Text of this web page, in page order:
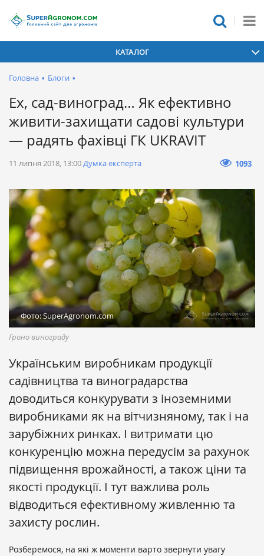
КАТАЛОГ
Головна • Блоги •
Ех, сад-виноград… Як ефективно
живити-захищати садові культури
— радять фахівці ГК UKRAVIT
11 липня 2018, 13:00Думка експерта 1093
Фото: SuperAgronom.com
Гроно винограду
Українським виробникам продукції
садівництва та виноградарства
доводиться конкурувати з іноземними
виробниками як на вітчизняному, так і на
зарубіжних ринках. І витримати цю
конкуренцію можна передусім за рахунок
підвищення врожайності, а також ціни та
якості продукції. І тут важлива роль
відводиться ефективному живленню та
захисту рослин.
Розберемося, на які ж моменти варто звернути увагу